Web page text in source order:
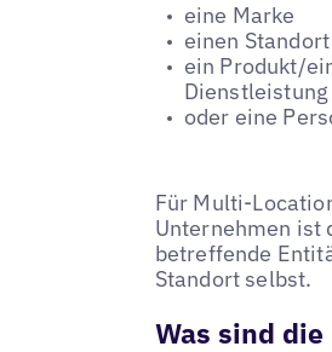
eine Marke
einen Standort
ein Produkt/
Dienstleistung
oder eine
Für Multi-
Unternehmen ist
betreffende
Standort selbst.
Was sind